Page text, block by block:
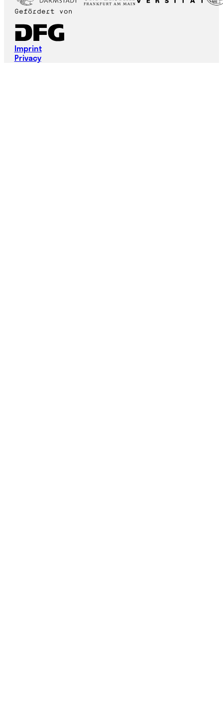
Imprint
Privacy